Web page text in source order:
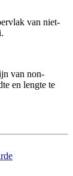
van niet-
van non-
en lengte te